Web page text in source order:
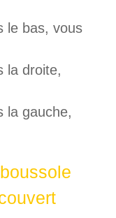
le bas, vous
la droite,
la gauche,